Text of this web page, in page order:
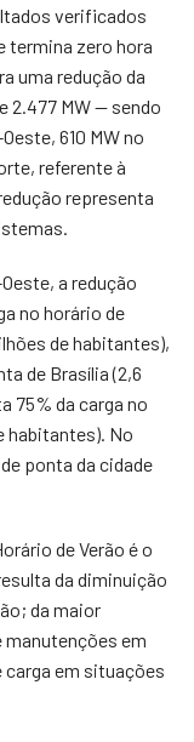
verificados
termina zero hora
uma redução da
2.477 MW — sendo
610 MW no
referente à
representa
a redução
no horário de
de habitantes),
de Brasília (2,6
75% da carga no
habitantes). No
ponta da cidade
de Verão é o
da diminuição
da maior
em
carga em situações